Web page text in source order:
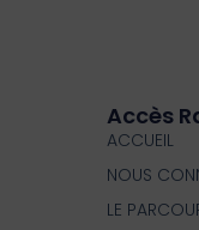
Accès
ACCUEIL
NOUS
LE